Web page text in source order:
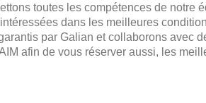
toutes les compétences de notre
dans les meilleures
par Galian et collaborons avec
afin de vous réserver aussi, les